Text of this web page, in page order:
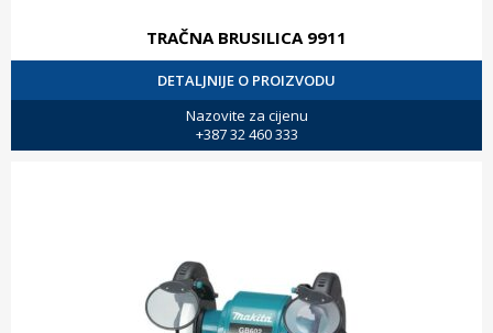
TRAČNA BRUSILICA 9911
DETALJNIJE O PROIZVODU
Nazovite za cijenu
+387 32 460 333